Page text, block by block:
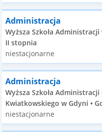
Administracja
Wyższa Szkoła Administracji
II stopnia
niestacjonarne
Administracja
Wyższa Szkoła
Kwiatkowskiego w Gdyni •
niestacjonarne